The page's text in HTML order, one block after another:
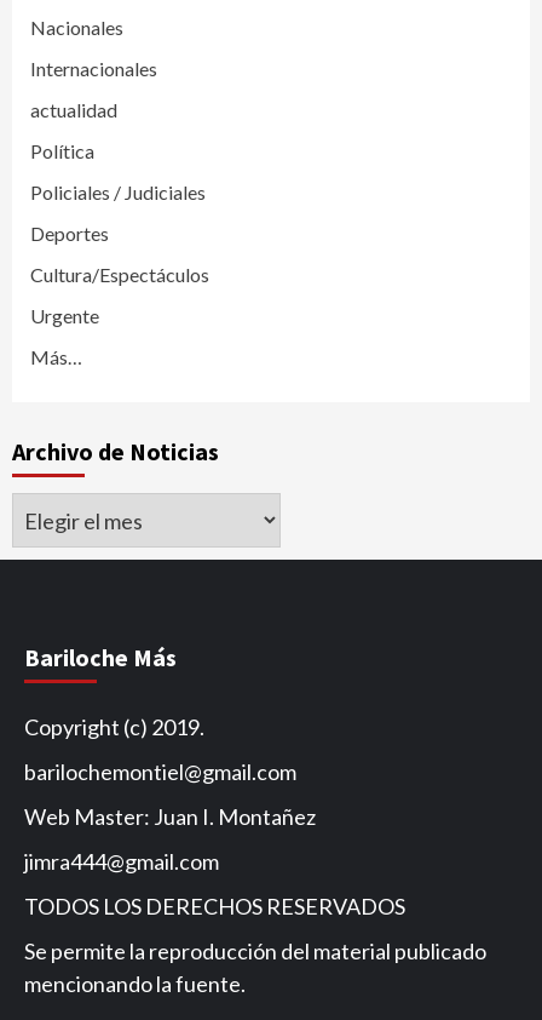
Nacionales
Internacionales
actualidad
Política
Policiales / Judiciales
Deportes
Cultura/Espectáculos
Urgente
Más…
Archivo de Noticias
Archivo
de
Bariloche Más
Copyright (c) 2019.
barilochemontiel@gmail.com
Web Master: Juan I. Montañez
jimra444@gmail.com
TODOS LOS DERECHOS RESERVADOS
Se permite la reproducción del material publicado
mencionando la fuente.